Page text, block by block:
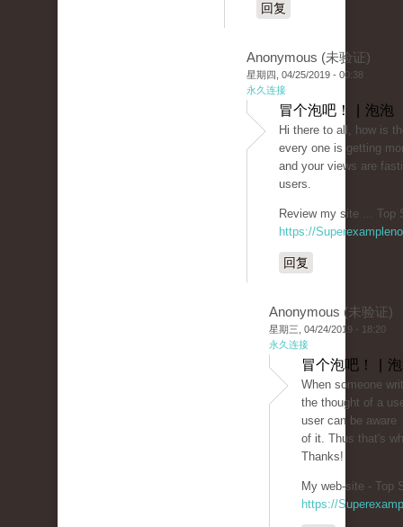
回复
Anonymous (未验证)
星期四, 04/25/2019 - 00:38
永久连接
冒个泡吧！ | 泡泡
Hi there to all, how is
every one is getting
and your views are
users.
Review my site ... Top
https://
回复
Anonymous (未验证)
星期三, 04/24/2019 - 18:20
永久连接
冒个泡吧！ |
When someone
the thought of a
user can be aware
of it. Thus that's
Thanks!
My web-site - Top
https://